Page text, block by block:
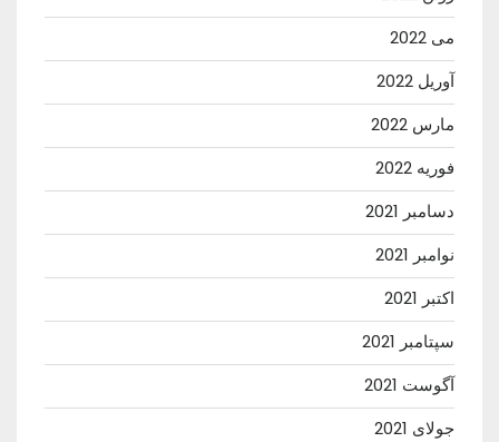
می 2022
آوریل 2022
مارس 2022
فوریه 2022
دسامبر 2021
نوامبر 2021
اکتبر 2021
سپتامبر 2021
آگوست 2021
جولای 2021